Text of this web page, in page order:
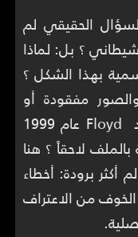
الحقيقي لم
؟ بل: لماذا
بهذا الشكل ؟
مفقودة أو
مدمرة بسبب فيضان إعصار فلويد Floyd عام 1999
لاحقاً ؟ هنا
أكثر برودة: أخطاء
من الاعتراف